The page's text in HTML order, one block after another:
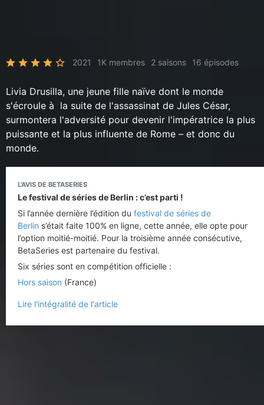
2021 1K membres 2 saisons 16 épisodes
Livia Drusilla, une jeune fille naïve dont le monde
s'écroule à la suite de l'assassinat de Jules César,
surmontera l'adversité pour devenir l'impératrice la plus
puissante et la plus influente de Rome – et donc du
monde.
L'AVIS DE BETASERIES
Le festival de séries de Berlin : c’est parti !
Si l’année dernière l’édition du festival de séries de
Berlin s’était faite 100% en ligne, cette année, elle opte pour
l’option moitié-moitié. Pour la troisième année consécutive,
BetaSeries est partenaire du festival.
Six séries sont en compétition officielle :
Hors saison (France)
Lire l'intégralité de l'article